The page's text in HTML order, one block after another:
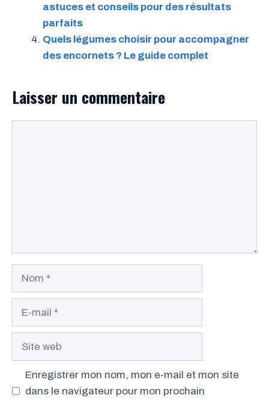
astuces et conseils pour des résultats
parfaits
Quels légumes choisir pour accompagner
des encornets ? Le guide complet
Laisser un commentaire
Site
Enregistrer mon nom, mon e-mail et mon site
dans le navigateur pour mon prochain